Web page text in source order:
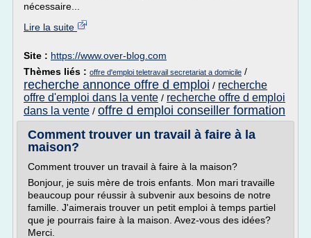
nécessaire...
Lire la suite
Site : https://www.over-blog.com
Thèmes liés : offre d'emploi teletravail secretariat a domicile /
recherche annonce offre d emploi / recherche
offre d'emploi dans la vente / recherche offre d emploi
dans la vente / offre d emploi conseiller formation
Comment trouver un travail à faire à la
maison?
Comment trouver un travail à faire à la maison?
Bonjour, je suis mère de trois enfants. Mon mari travaille
beaucoup pour réussir à subvenir aux besoins de notre
famille. J'aimerais trouver un petit emploi à temps partiel
que je pourrais faire à la maison. Avez-vous des idées?
Merci.